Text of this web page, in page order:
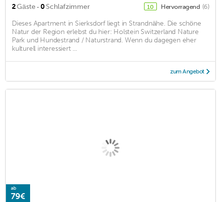
2Gäste · 0 Schlafzimmer 10 Hervorragend (6)
Dieses Apartment in Sierksdorf liegt in Strandnähe. Die schöne
Natur der Region erlebst du hier: Holstein Switzerland Nature
Park und Hundestrand / Naturstrand. Wenn du dagegen eher
kulturell interessiert ...
zum Angebot
ab
79€